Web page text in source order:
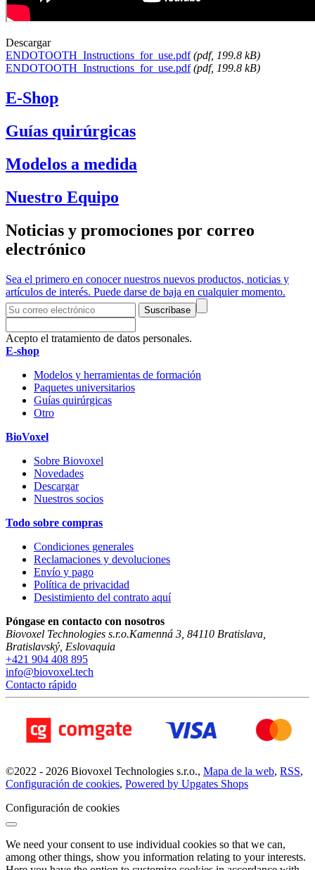
Descargar
ENDOTOOTH_Instructions_for_use.pdf (pdf, 199.8 kB)
ENDOTOOTH_Instructions_for_use.pdf (pdf, 199.8 kB)
E-Shop
Guías quirúrgicas
Modelos a medida
Nuestro Equipo
Noticias y promociones por correo
electrónico
Sea el primero en conocer nuestros nuevos productos, noticias y
artículos de interés. Puede darse de baja en cualquier momento.
Suscríbase
Acepto el tratamiento de datos personales.
E-shop
Modelos y herramientas de formación
Paquetes universitarios
Guías quirúrgicas
Otro
BioVoxel
Sobre Biovoxel
Novedades
Descargar
Nuestros socios
Todo sobre compras
Condiciones generales
Reclamaciones y devoluciones
Envío y pago
Política de privacidad
Desistimiento del contrato aquí
Póngase en contacto con nosotros
Biovoxel Technologies s.r.o.Kamenná 3 84110 Bratislava
Bratislavský Eslovaquia
+421 904 408 895
info@biovoxel.tech
Contacto rápido
©2022 - 2026 Biovoxel Technologies s.r.o., Mapa de la web, RSS,
Configuración de cookies, Powered by Upgates Shops
Configuración de cookies
We need your consent to use individual cookies so that we can,
among other things, show you information relating to your interests.